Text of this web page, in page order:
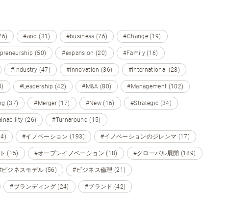
#and (31) #business (76) #Change (19)
(50) #expansion (20) #Family (16)
#industry (47) #innovation (36) #international (28)
#Leadership (42) #M&A (80) #Management (102)
(37) #Merger (17) #New (16) #Strategic (34)
(26) #Turnaround (15)
#イノベーション (193) #イノベーションのジレンマ (17)
(15) #オープンイノベーション (18) #グローバル展開 (189)
ビジネスモデル (56) #ビジネス倫理 (21)
#ブランディング (24) #ブランド (42)